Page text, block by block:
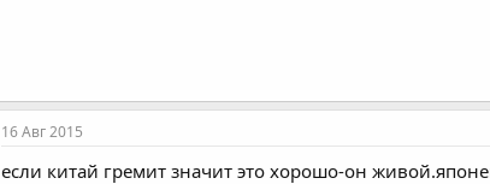
16 Авг 2015
если китай гремит значит это хорошо-он